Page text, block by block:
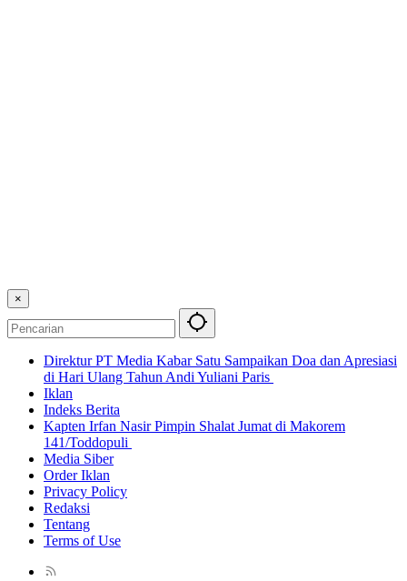
×
Direktur PT Media Kabar Satu Sampaikan Doa dan Apresiasi
di Hari Ulang Tahun Andi Yuliani Paris
Iklan
Indeks Berita
Kapten Irfan Nasir Pimpin Shalat Jumat di Makorem
141/Toddopuli
Media Siber
Order Iklan
Privacy Policy
Redaksi
Tentang
Terms of Use